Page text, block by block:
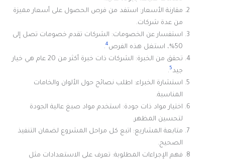
مقارنة الأسعار: استفد من فرص الحصول على أسعار مميزة
من عدة شركات.
استفسار عن الخصومات: الشركات تقدم خصومات تصل إلى
50%، استغل هذه الفرص
4
.
تحقق من الخبرة: الشركات ذات خبرة أكثر من 20 عام هي خيار
جيد5
.
استشارة الخبراء: اطلب نصائح حول الألوان والخامات
المناسبة.
اختيار مواد ذات جودة: استخدم مواد صبغ عالية الجودة
لتحسين المظهر.
متابعة المشاريع: اتبع كل مراحل المشروع لضمان التنفيذ
الصحيح.
فهم الإجراءات المطلوبة: تعرف على الاستعدادات مثل